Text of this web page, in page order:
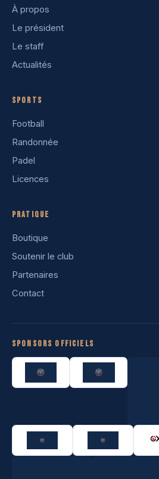
À propos
Le président
Le staff
Actualités
Sports
Football
Randonnée
Padel
Licences
Pratique
Boutique
Soutenir le club
Partenaires
Contact
Sponsors officiels